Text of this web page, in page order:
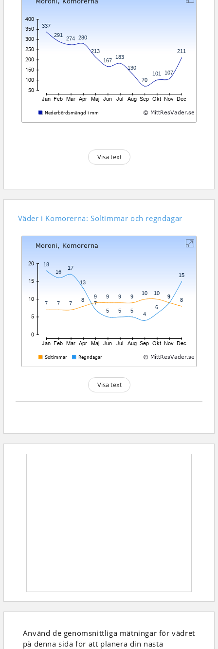
Visa text
Väder i Komorerna: Soltimmar och regndagar
Visa text
Använd de genomsnittliga mätningar för vädret
på denna sida för att planera din nästa